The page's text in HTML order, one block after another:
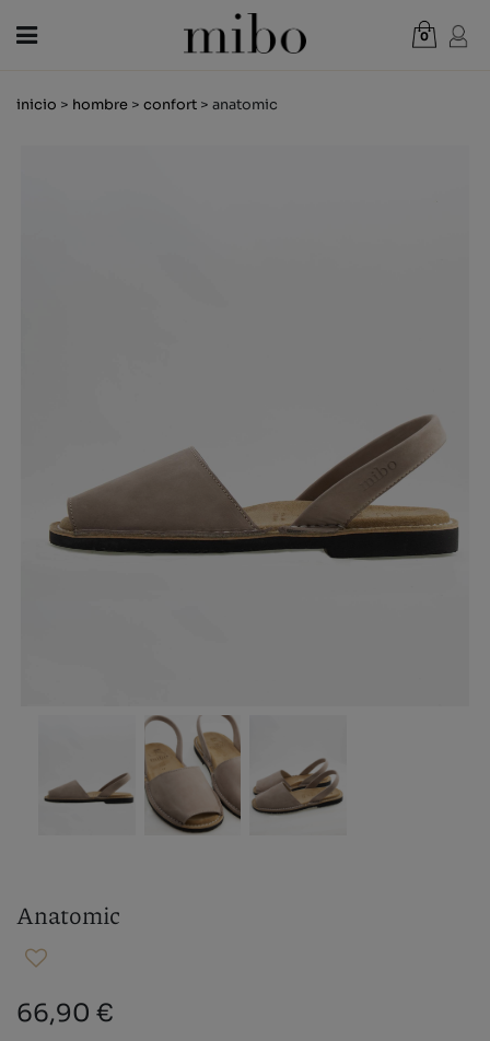
0
VER CESTA
inicio > hombre > confort > anatomic
Anatomic
66,90 €